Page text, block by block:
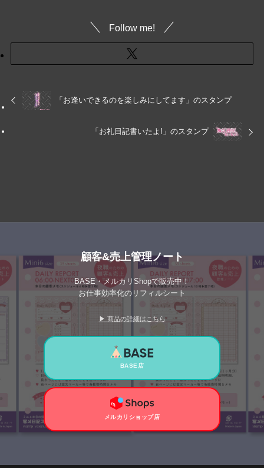
Follow me!
「お逢いできるのを楽しみにしてます」のスタンプ
「お礼日記書いたよ!」のスタンプ
顧客&売上管理ノート
BASE・メルカリShopで販売中！
お仕事効率化のリフィルシート
▶ 商品の詳細はこちら
BASE店
メルカリショップ店